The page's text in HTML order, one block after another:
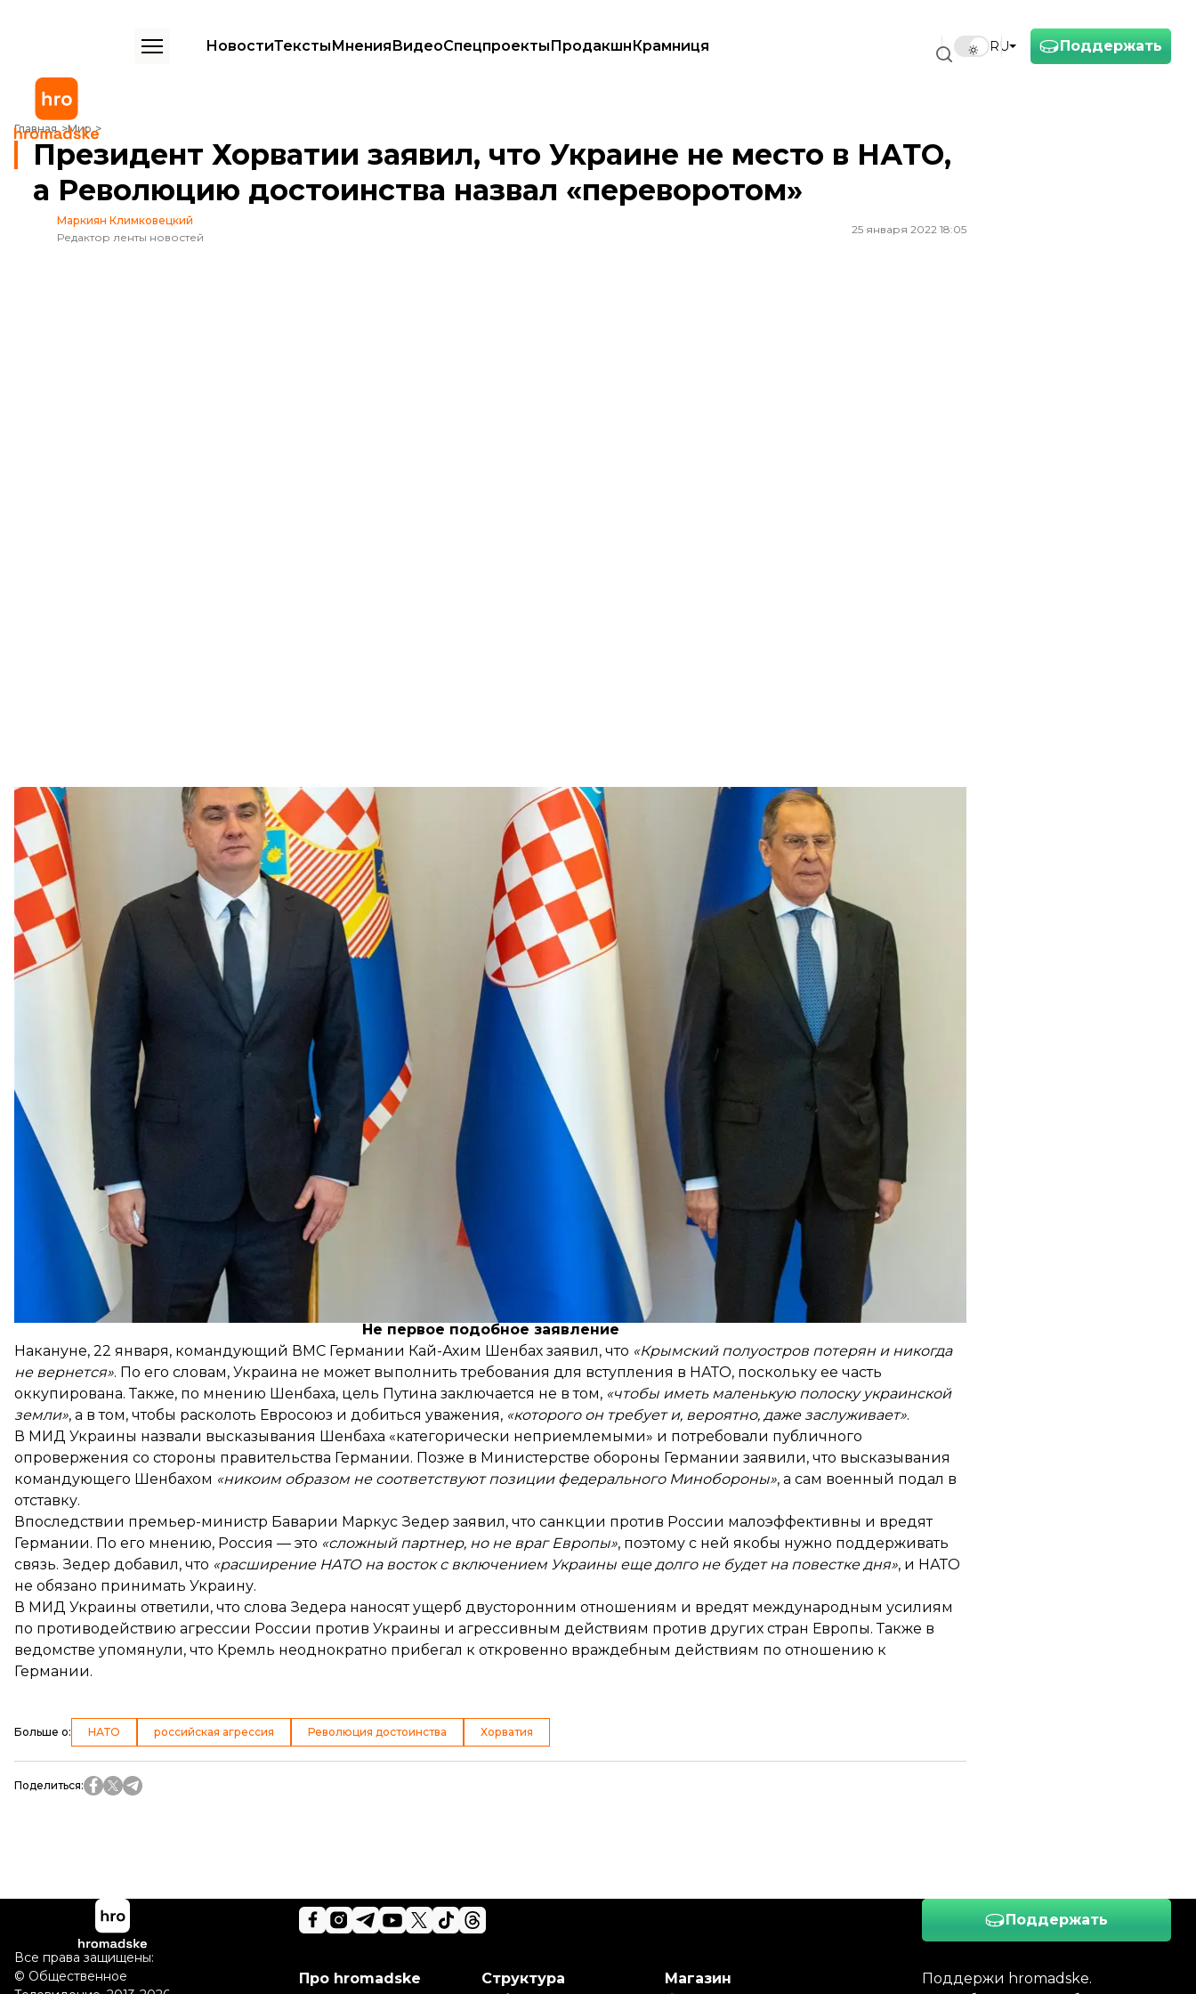
Поддержать
RU
НовостиТекстыМненияВидеоСпецпроектыПродакшнКрамниця
Главная Мир
Президент Хорватии заявил, что Украине не место в НАТО, а Революцию достоинства назвал «переворотом»
Президент Хорватии заявил, что Украине не место в НАТО,
а Революцию достоинства назвал «переворотом»
Маркиян Климковецкий
Редактор ленты новостей
25 января 2022 18:05
Президент Хорватии Зоран Миланович (слева) и министр иностранных дел России Сергей Лавров позируют для СМИ в Загребе, Хорватия, 16 декабря 2020 года
AP Photo / Darko Bandic
Президент Хорватии Зоран Миланович заявил, что Украине не место в НАТО, и, если начнется новое российское вторжение
— Хорватии это не касается. А Революцию достоинства в Украине хорватский лидер назвал переворотом.
Об этом
хорватское издание Dnevnik.
В ответ на вопрос о том, как Хорватия отреагирует на обострение ситуации в Украине, Миланович заявил:«Мы не будем
иметь с этим ничего общего. Если будет эскалация — выведем из региона последнего хорватского солдата».
По его мнению, Украине не место в НАТО. А события Революции достоинства Миланович называет
«недемократическим
движением»
«переворотом»
«История была такова: Украина идет на запад, потому что у России просить нечего, а в ЕС будут молочные реки и кисельные
берега. Но Украина до сих пор остается одной из наиболее коррумпированных стран, ЕС не дал Украине ничего» , — сказал он.
По словам Милановича, Хорватия должна бежать от Украины как от пожара, а не быть пожарным:
«Хорватии это не касается, и
я этого не позволю».
Не первое подобное заявление
Накануне, 22 января, командующий ВМС Германии Кай-Ахим Шенбах заявил, что «Крымский полуостров потерян и никогда
не вернется». По его словам, Украина не может выполнить требования для вступления в НАТО, поскольку ее часть
оккупирована. Также, по мнению Шенбаха, цель Путина заключается не в том, «чтобы иметь маленькую полоску украинской
земли», а в том, чтобы расколоть Евросоюз и добиться уважения, «которого он требует и, вероятно, даже заслуживает».
В МИД Украины назвали высказывания Шенбаха «категорически неприемлемыми» и потребовали публичного
опровержения со стороны правительства Германии. Позже в Министерстве обороны Германии заявили, что высказывания
командующего Шенбахом «никоим образом не соответствуют позиции федерального Минобороны», а сам военный подал в
отставку.
Впоследствии премьер-министр Баварии Маркус Зедер заявил, что санкции против России малоэффективны и вредят
Германии. По его мнению, Россия — это «сложный партнер, но не враг Европы», поэтому с ней якобы нужно поддерживать
связь. Зедер добавил, что «расширение НАТО на восток с включением Украины еще долго не будет на повестке дня», и НАТО
не обязано принимать Украину.
В МИД Украины ответили, что слова Зедера наносят ущерб двусторонним отношениям и вредят международным усилиям
по противодействию агрессии России против Украины и агрессивным действиям против других стран Европы. Также в
ведомстве упомянули, что Кремль неоднократно прибегал к откровенно враждебным действиям по отношению к
Германии.
Больше о: НАТО российская агрессия Революция достоинства Хорватия
Поделиться:
Поддержать
Поддержи hromadske.
Про hromadske
Структура
Магазин
Все права защищены:
© Общественное